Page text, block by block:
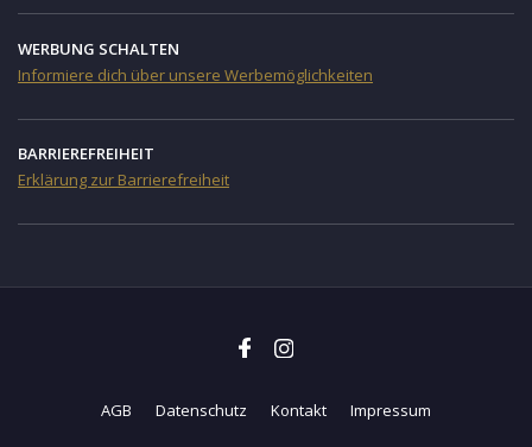
WERBUNG SCHALTEN
Informiere dich über unsere Werbemöglichkeiten
BARRIEREFREIHEIT
Erklärung zur Barrierefreiheit
AGB Datenschutz Kontakt Impressum